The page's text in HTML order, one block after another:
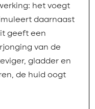
het voegt
daarnaast
geeft een
van de
gladder en
de huid oogt